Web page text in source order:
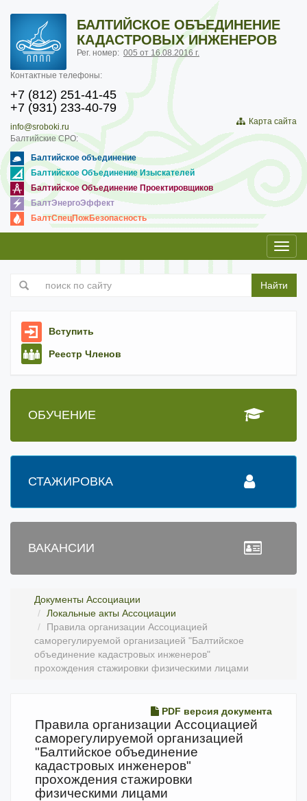
БАЛТИЙСКОЕ ОБЪЕДИНЕНИЕ
КАДАСТРОВЫХ ИНЖЕНЕРОВ
Рег. номер: 005 от 16.08.2016 г.
Контактные телефоны:
+7 (812) 251-41-45
+7 (931) 233-40-79
info@sroboki.ru
Карта сайта
Балтийские СРО:
Балтийское объединение
Балтийское Объединение Изыскателей
Балтийское Объединение Проектировщиков
БалтЭнергоЭффект
БалтСпецПожБезопасность
Найти
Вступить
Реестр Членов
ОБУЧЕНИЕ
СТАЖИРОВКА
ВАКАНСИИ
Документы Ассоциации
Локальные акты Ассоциации
Правила организации Ассоциацией
саморегулируемой организацией "Балтийское
объединение кадастровых инженеров"
прохождения стажировки физическими лицами
PDF версия документа
Правила организации Ассоциацией
саморегулируемой организацией
"Балтийское объединение
кадастровых инженеров"
прохождения стажировки
физическими лицами